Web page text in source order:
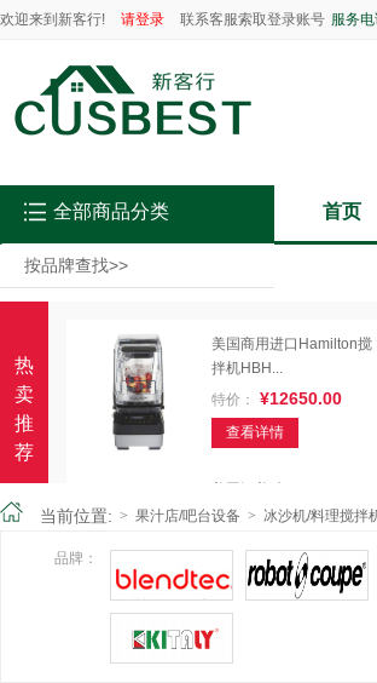
欢迎来到新客行! 请登录 联系客服索取登录账号 服务
按品牌查找>>
全部商品分类 首页
热
卖
推
荐
美国商用进口Hamilton搅
拌机HBH...
特价：
¥12650.00
查看详情
Beach ...
查看详情
当前位置: > 果汁店/吧台设备 > 冰沙机/料理搅拌
品牌：